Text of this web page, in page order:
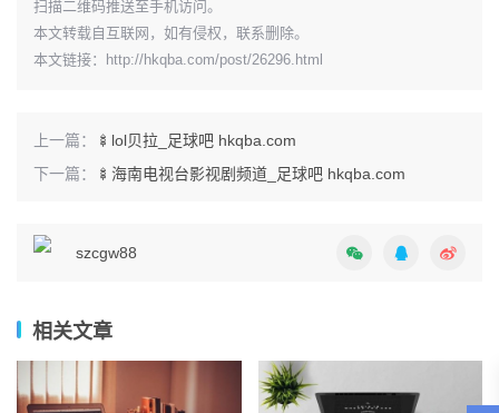
​扫描二维码推送至手机访问。
本文转载自互联网，如有侵权，联系删除。
本文链接： http://hkqba.com/post/26296.html
上一篇：
🍢lol贝拉_足球吧 hkqba.com
下一篇：
🍢海南电视台影视剧频道_足球吧 hkqba.com
szcgw88
相关文章